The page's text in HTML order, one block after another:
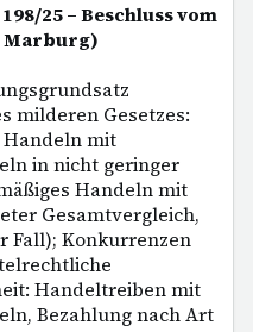
198/25 – Beschluss vom
Marburg)
milderen Gesetzes:
Handeln mit
in nicht geringer
Handeln mit
Gesamtvergleich,
Fall); Konkurrenzen
Handeltreiben mit
Bezahlung nach Art